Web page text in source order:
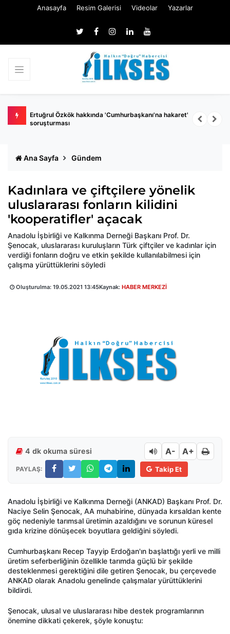
Anasayfa Resim Galerisi Videolar Yazarlar
belli
Ertuğrul Özkök hakkında 'Cumhurbaşkanı'na hakaret'
soruşturması
Ana Sayfa Gündem
Kadınlara ve çiftçilere yönelik
uluslararası fonların kilidini
'kooperatifler' açacak
Anadolu İşbirliği ve Kalkınma Derneği Başkanı Prof. Dr.
Şenocak, uluslararası kuruluşların Türk çiftçiler ve kadınlar için
verdiği fonların doğru ve etkin şekilde kullanılabilmesi için
çalışma yürüttüklerini söyledi
Oluşturulma: 19.05.2021 13:45Kaynak: HABER MERKEZİ
4 dk okuma süresi A- A+
PAYLAŞ: Takip Et
Anadolu İşbirliği ve Kalkınma Derneği (ANKAD) Başkanı Prof. Dr.
Naciye Selin Şenocak, AA muhabirine, dünyada kırsaldan kente
göç nedeniyle tarımsal üretimin azaldığını ve sorunun küresel
gıda krizine dönüşecek boyutlara geldiğini söyledi.
Cumhurbaşkanı Recep Tayyip Erdoğan'ın başlattığı yerli ve milli
üretim seferberliğinin özellikle tarımda güçlü bir şekilde
desteklenmesi gerektiğini dile getiren Şenocak, bu çerçevede
ANKAD olarak Anadolu genelinde çalışmalar yürüttüklerini
bildirdi.
Şenocak, ulusal ve uluslararası hibe destek programlarının
önemine dikkati çekerek, şöyle konuştu: